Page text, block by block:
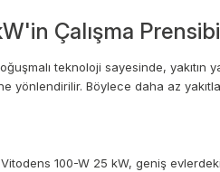
Çalışma Prensibi
teknoloji sayesinde, yakıtın
yönlendirilir. Böylece daha az
100-W 25 kW, geniş